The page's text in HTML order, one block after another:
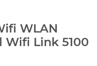
WLAN
Link 5100